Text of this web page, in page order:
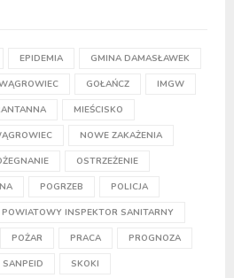
EPIDEMIA GMINA DAMASŁAWEK
GOŁAŃCZ IMGW
MIEŚCISKO
NOWE ZAKAŻENIA
OSTRZEŻENIE
POGRZEB POLICJA
POWIATOWY INSPEKTOR SANITARNY
POŻAR PRACA PROGNOZA
SANPEID SKOKI